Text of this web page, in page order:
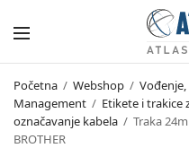
Početna / Webshop /
Management / Etikete i trakice
označavanje kabela / Traka
BROTHER